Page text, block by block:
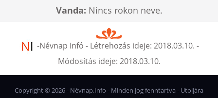
Vanda: Nincs rokon neve.
-Névnap Infó - Létrehozás ideje: 2018.03.10. -
Módosítás ideje: 2018.03.10.
Copyright © 2026- Névnap.Info - Minden jog fenntartva - Utoljára